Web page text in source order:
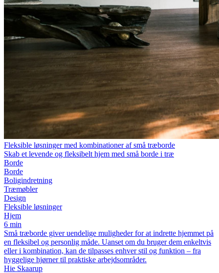
Fleksible løsninger med kombinationer af små træborde
Skab et levende og fleksibelt hjem med små borde i træ
Borde
Borde
Boligindretning
Træmøbler
Design
Fleksible løsninger
Hjem
6 min
Små træborde giver uendelige muligheder for at indrette hjemmet på
en fleksibel og personlig måde. Uanset om du bruger dem enkeltvis
eller i kombination, kan de tilpasses enhver stil og funktion – fra
hyggelige hjørner til praktiske arbejdsområder.
Hie Skaarup